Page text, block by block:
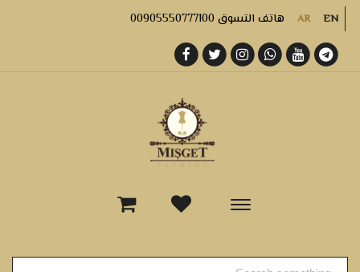
AR EN هاتف التسوق 00905550777100
-